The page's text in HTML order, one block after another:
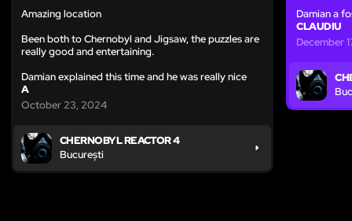
Amazing location
Been both to Chernobyl and Jigsaw, the puzzles are
really good and entertaining.
Damian explained this time and he was really nice
A
October 23, 2024
CHERNOBYL REACTOR 4
București
Damian a
CLAUDIU
December